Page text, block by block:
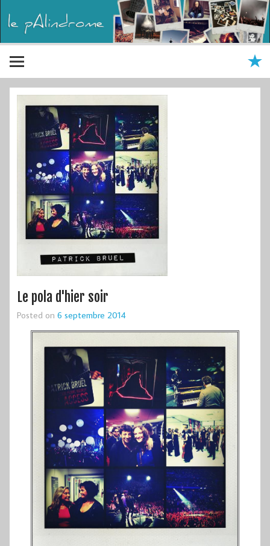
Le pola d'hier soir
Posted on 6 septembre 2014